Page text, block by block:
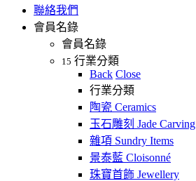
聯絡我們
會員名錄
會員名錄
15 行業分類
Back Close
行業分類
陶瓷 Ceramics
玉石雕刻 Jade Carving
雜項 Sundry Items
景泰藍 Cloisonné
珠寶首飾 Jewellery